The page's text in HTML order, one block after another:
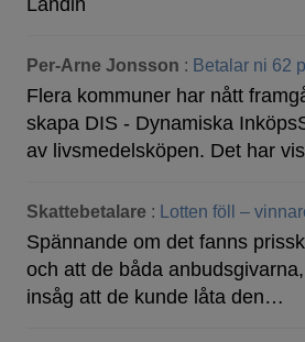
Landin
Per-Arne Jonsson : Betalar ni 62
Flera kommuner har nått
skapa DIS - Dynamiska
av livsmedelsköpen. Det har
Skattebetalare : Lotten föll –
Spännande om det fanns
och att de båda
insåg att de kunde låta den…